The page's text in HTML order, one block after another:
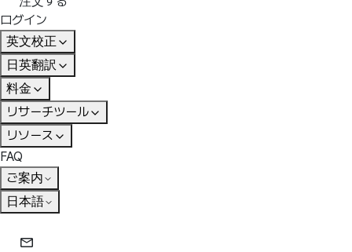
ログイン
英文校正
日英翻訳
料金
リサーチツール
リソース
FAQ
ご案内
日本語